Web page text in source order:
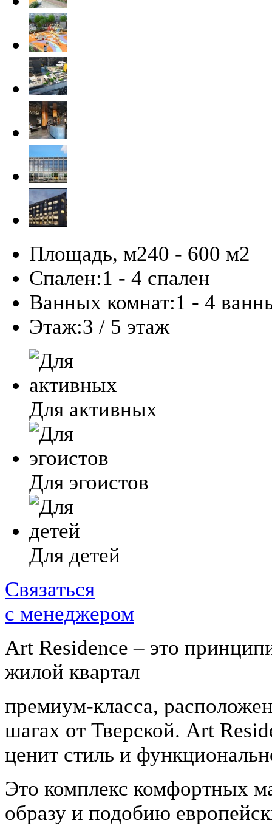
Площадь, м240 - 600 м2
Спален:1 - 4 спален
Ванных комнат:1 - 4
Этаж:3 / 5 этаж
Для активных
Для эгоистов
Для детей
Связаться
с менеджером
Art Residence – это
жилой квартал
премиум-класса,
шагах от Тверской. Art
ценит стиль и
Это комплекс комфортных
образу и подобию